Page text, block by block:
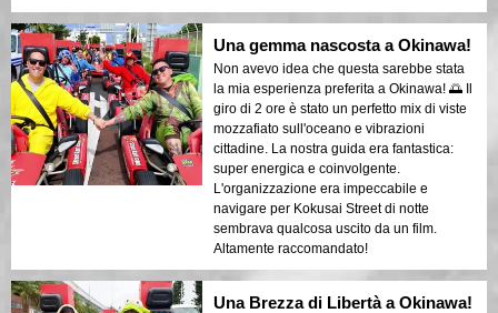
Una gemma nascosta a Okinawa!
Non avevo idea che questa sarebbe stata
la mia esperienza preferita a Okinawa! 🌅 Il
giro di 2 ore è stato un perfetto mix di viste
mozzafiato sull'oceano e vibrazioni
cittadine. La nostra guida era fantastica:
super energica e coinvolgente.
L'organizzazione era impeccabile e
navigare per Kokusai Street di notte
sembrava qualcosa uscito da un film.
Altamente raccomandato!
Una Brezza di Libertà a Okinawa!